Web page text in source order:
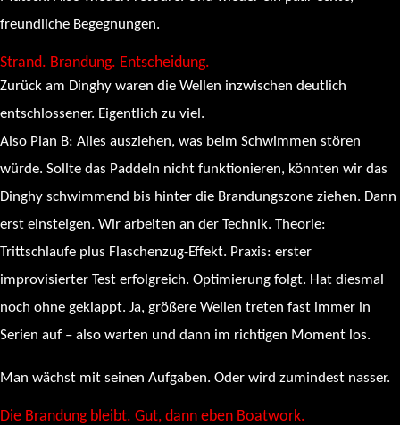
freundliche Begegnungen.
Strand. Brandung. Entscheidung.
Zurück am Dinghy waren die Wellen inzwischen deutlich
entschlossener. Eigentlich zu viel.
Also Plan B: Alles ausziehen, was beim Schwimmen stören
würde. Sollte das Paddeln nicht funktionieren, könnten wir das
Dinghy schwimmend bis hinter die Brandungszone ziehen. Dann
erst einsteigen. Wir arbeiten an der Technik. Theorie:
Trittschlaufe plus Flaschenzug-Effekt. Praxis: erster
improvisierter Test erfolgreich. Optimierung folgt. Hat diesmal
noch ohne geklappt. Ja, größere Wellen treten fast immer in
Serien auf – also warten und dann im richtigen Moment los.
Man wächst mit seinen Aufgaben. Oder wird zumindest nasser.
Die Brandung bleibt. Gut, dann eben Boatwork.